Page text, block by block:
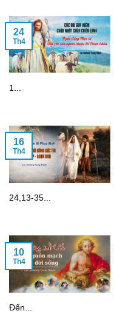
1...
24
Th4
24,13-35...
16
Th4
Đến...
10
Th4